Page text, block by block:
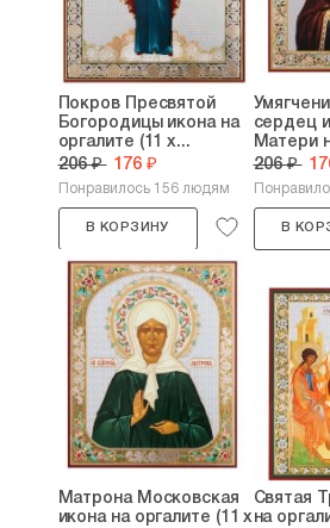
Покров Пресвятой
Богородицы икона на
оргалите (11 х...
206 ₽ 176 ₽
Понравилось 156 людям
В КОРЗИНУ
сердец
Матери
206 ₽
В
Матрона Московская
икона на оргалите (11 х
Святая
на